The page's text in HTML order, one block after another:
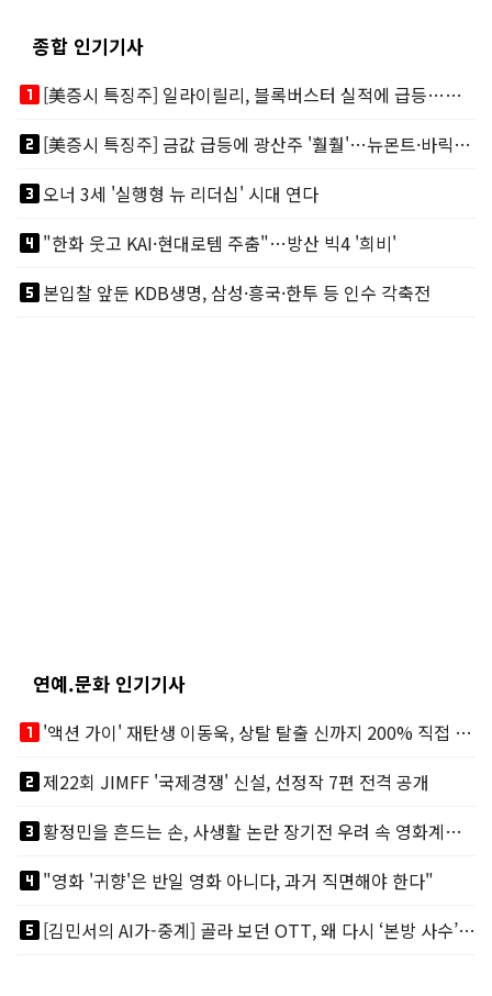
종합 인기기사
looks_one
[美증시 특징주] 일라이릴리, 블록버스터 실적에 급등…마운자로 매출 폭발
looks_two
[美증시 특징주] 금값 급등에 광산주 '훨훨'…뉴몬트·바릭마이닝 주도
looks_3오너 3세 '실행형 뉴 리더십' 시대 연다
looks_4"한화 웃고 KAI·현대로템 주춤"…방산 빅4 '희비'
looks_5본입찰 앞둔 KDB생명, 삼성·흥국·한투 등 인수 각축전
연예.문화 인기기사
looks_one
'액션 가이' 재탄생 이동욱, 상탈 탈출 신까지 200% 직접 소화
looks_two제22회 JIMFF '국제경쟁' 신설, 선정작 7편 전격 공개
looks_3
황정민을 흔드는 손, 사생활 논란 장기전 우려 속 영화계도 리스크
looks_4"영화 '귀향'은 반일 영화 아니다, 과거 직면해야 한다"
looks_5
[김민서의 AI가-중계] 골라 보던 OTT, 왜 다시 ‘본방 사수’를 부르나